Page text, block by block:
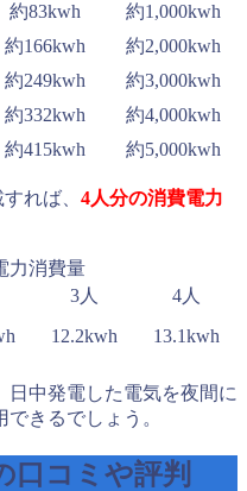
約83kwh
約1,000kwh
約166kwh
約2,000kwh
約249kwh
約3,000kwh
約332kwh
約4,000kwh
約415kwh 約5,000kwh
れば、 4人分の消費電力
力消費量
3人
4人
12.2kwh 13.1kwh
日中発電した電気を夜間に
きるでしょう。
口コミや評判